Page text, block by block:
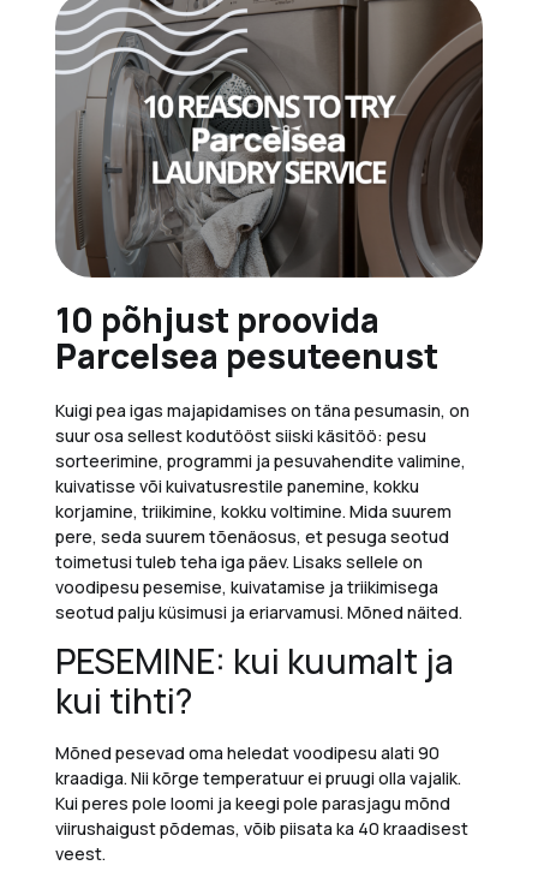
10 põhjust proovida
Parcelsea pesuteenust
Kuigi pea igas majapidamises on täna pesumasin, on
suur osa sellest kodutööst siiski käsitöö: pesu
sorteerimine, programmi ja pesuvahendite valimine,
kuivatisse või kuivatusrestile panemine, kokku
korjamine, triikimine, kokku voltimine. Mida suurem
pere, seda suurem tõenäosus, et pesuga seotud
toimetusi tuleb teha iga päev. Lisaks sellele on
voodipesu pesemise, kuivatamise ja triikimisega
seotud palju küsimusi ja eriarvamusi. Mõned näited.
PESEMINE: kui kuumalt ja
kui tihti?
Mõned pesevad oma heledat voodipesu alati 90
kraadiga. Nii kõrge temperatuur ei pruugi olla vajalik.
Kui peres pole loomi ja keegi pole parasjagu mõnd
viirushaigust põdemas, võib piisata ka 40 kraadisest
veest.